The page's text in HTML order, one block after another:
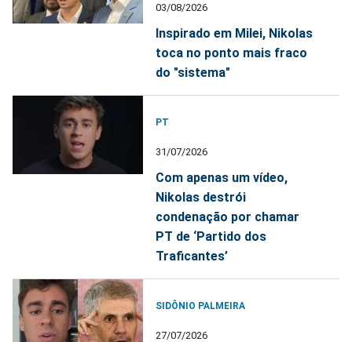
03/08/2026
Inspirado em Milei, Nikolas
toca no ponto mais fraco
do "sistema"
PT
31/07/2026
Com apenas um vídeo,
Nikolas destrói
condenação por chamar
PT de ‘Partido dos
Traficantes’
SIDÔNIO PALMEIRA
27/07/2026